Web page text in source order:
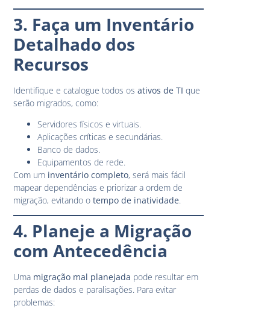
3. Faça um Inventário
Detalhado dos
Recursos
Identifique e catalogue todos osativos de TI que
serão migrados, como:
Servidores físicos e virtuais.
Aplicações críticas e secundárias.
Banco de dados.
Equipamentos de rede.
Com um inventário completo, será mais fácil
mapear dependências e priorizar a ordem de
migração, evitando otempo de inatividade.
4. Planeje a Migração
com Antecedência
Uma migração mal planejada pode resultar em
perdas de dados e paralisações. Para evitar
problemas: